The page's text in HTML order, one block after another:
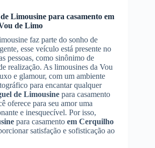
Limousine para casamento em
de Limo
faz parte do sonho de
esse veículo está presente no
pessoas, como sinônimo de
realização. As limousines da Vou
e glamour, com um ambiente
para encantar qualquer
de Limousine para casamento
oferece para seu amor uma
e inesquecível. Por isso,
para casamento em Cerquilho
satisfação e sofisticação ao